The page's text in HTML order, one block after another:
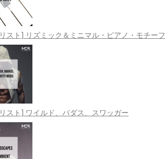
スト] リズミック＆ミニマル・ピアノ・モチーフ
スト] ワイルド、バダス、スワッガー